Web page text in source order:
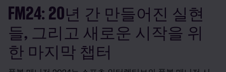
FM24: 20년 간 만들어진 실현
들, 그리고 새로운 시작을 위
한 마지막 챕터